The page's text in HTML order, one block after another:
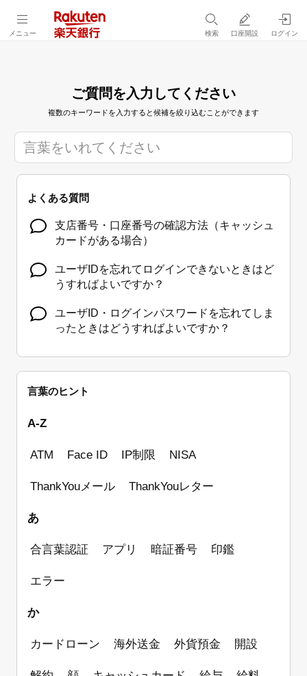
メニュー 検索 口座開設 ログイン
ご質問を入力してください
複数のキーワードを入力すると候補を絞り込むことができます
よくある質問
支店番号・口座番号の確認方法（キャッシュ
カードがある場合）
ユーザIDを忘れてログインできないときはど
うすればよいですか？
ユーザID・ログインパスワードを忘れてしま
ったときはどうすればよいですか？
ログインパスワードも、支店番号・口座番号
も不明でログインが出来ません。
各種お問い合わせの窓口を教えてください。
ATMにキャッシュカードをいれたらすぐに戻
合言葉を忘れてしまいログインできません。
なかった場合、どうすれば良いですか？
言葉のヒント
A-Z
ATM Face ID IP制限 NISA
ThankYouメール ThankYouレター
あ
合言葉認証 アプリ 暗証番号 印鑑
エラー
か
カードローン 海外送金 外貨預金 開設